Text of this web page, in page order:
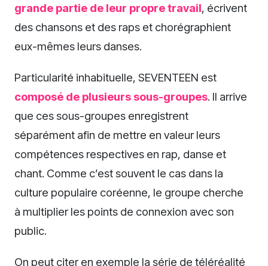
grande partie de leur propre travail, écrivent
des chansons et des raps et chorégraphient
eux-mêmes leurs danses.
Particularité inhabituelle, SEVENTEEN est
composé de plusieurs sous-groupes. Il arrive
que ces sous-groupes enregistrent
séparément afin de mettre en valeur leurs
compétences respectives en rap, danse et
chant. Comme c’est souvent le cas dans la
culture populaire coréenne, le groupe cherche
à multiplier les points de connexion avec son
public.
On peut citer en exemple la série de téléréalité